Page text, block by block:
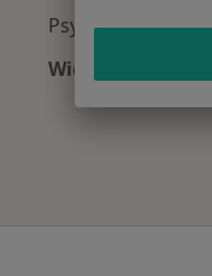
Psycholodzy z
Więcej (10)